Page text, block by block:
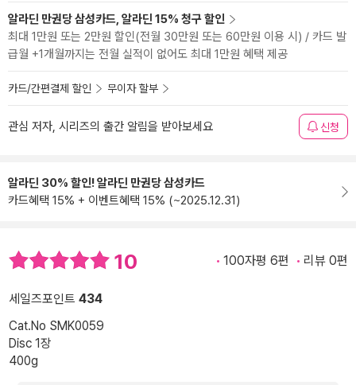
알라딘 만권당 삼성카드, 알라딘 15% 청구 할인
최대 1만원 또는 2만원 할인(전월 30만원 또는 60만원 이용 시) / 카드 발
급월 +1개월까지는 전월 실적이 없어도 최대 1만원 혜택 제공
카드/간편결제 할인 무이자 할부
관심 저자, 시리즈의 출간 알림을 받아보세요 신청
알라딘 30% 할인! 알라딘 만권당 삼성카드
카드혜택 15% + 이벤트혜택 15% (~2025.12.31)
10 100자평 6편 리뷰 0편
세일즈포인트 434
Cat.No SMK0059
Disc 1장
400g